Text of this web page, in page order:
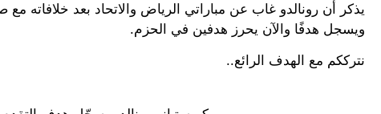
يذكر أن رونالدو غاب عن مباراتي الرياض والاتحاد بعد خلافاته
ويسجل هدفًا والآن يحرز هدفين في الحزم.
نترككم مع الهدف الرائع..